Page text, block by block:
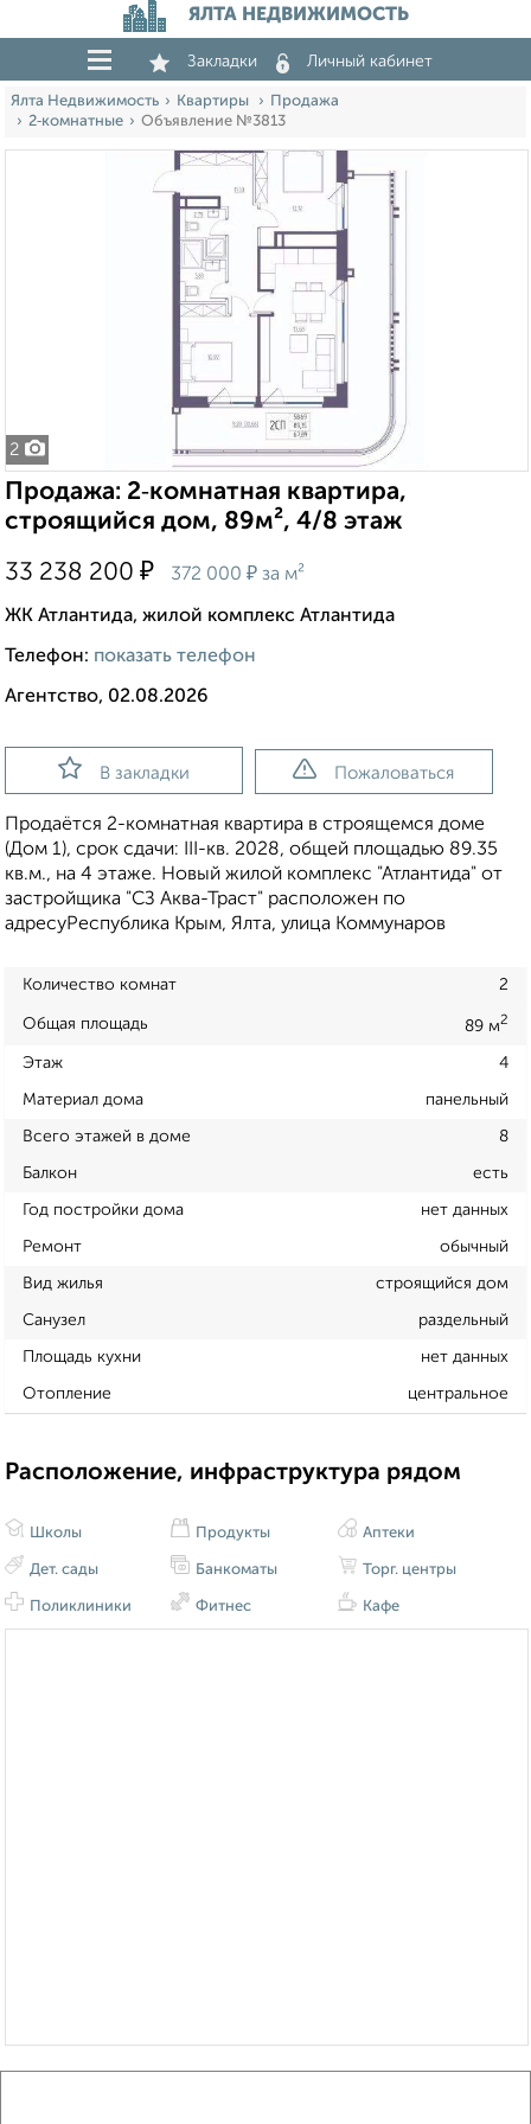
ЯЛТА НЕДВИЖИМОСТЬ
Закладки Личный кабинет
Ялта Недвижимость Квартиры
Продажа
2‑комнатные
Объявление №3813
2
Продажа: 2‑комнатная квартира,
строящийся дом, 89м², 4/8 этаж
33 238 200 ₽ 372 000 ₽ за м²
ЖК Атлантида, жилой комплекс Атлантида
Телефон: показать телефон
Агентство, 02.08.2026
В закладки Пожаловаться
Продаётся 2-комнатная квартира в строящемся доме
(Дом 1), срок сдачи: III-кв. 2028, общей площадью 89.35
кв.м., на 4 этаже. Новый жилой комплекс "Атлантида" от
застройщика "СЗ Аква-Траст" расположен по
адресуРеспублика Крым, Ялта, улица Коммунаров
Количество комнат 2
Общая площадь 89 м2
Этаж 4
Материал дома панельный
Всего этажей в доме 8
Балкон есть
Год постройки дома нет данных
Ремонт обычный
Вид жилья строящийся дом
Санузел раздельный
Площадь кухни нет данных
Отопление центральное
Расположение, инфраструктура рядом
Школы
Дет. сады
Поликлиники
Продукты
Банкоматы
Фитнес
Аптеки
Торг. центры
Кафе